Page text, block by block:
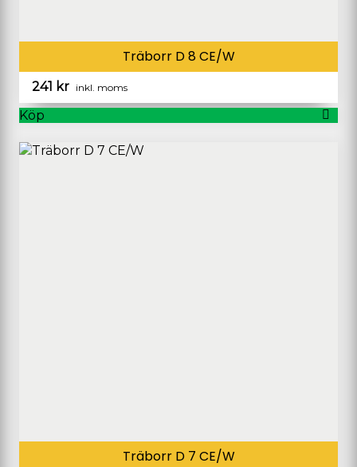
Träborr D 8 CE/W
241 kr inkl. moms
Köp
Träborr D 7 CE/W